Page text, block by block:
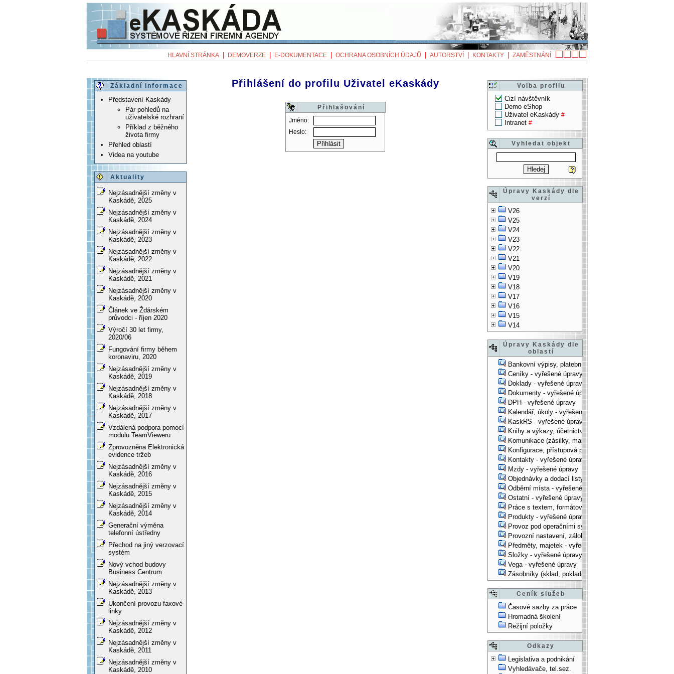
HLAVNÍ STRÁNKA DEMOVERZE E-DOKUMENTACE OCHRANA OSOBNÍCH ÚDAJŮ AUTORSTVÍ KONTAKTY ZAMĚSTNÁNÍ
Základní informace
Představení Kaskády
Pár pohledů na
uživatelské rozhraní
Příklad z běžného
života firmy
Přehled oblastí
Videa na youtube
Aktuality
Nejzásadnější změny v
Kaskádě, 2025
Nejzásadnější změny v
Kaskádě, 2024
Nejzásadnější změny v
Kaskádě, 2023
Nejzásadnější změny v
Kaskádě, 2022
Nejzásadnější změny v
Kaskádě, 2021
Nejzásadnější změny v
Kaskádě, 2020
Článek ve Ždárském
průvodci - říjen 2020
Výročí 30 let firmy,
2020/06
Fungování firmy během
koronaviru, 2020
Nejzásadnější změny v
Kaskádě, 2019
Nejzásadnější změny v
Kaskádě, 2018
Nejzásadnější změny v
Kaskádě, 2017
Vzdálená podpora pomocí
modulu TeamVieweru
Zprovozněna Elektronická
evidence tržeb
Nejzásadnější změny v
Kaskádě, 2016
Nejzásadnější změny v
Kaskádě, 2015
Nejzásadnější změny v
Kaskádě, 2014
Generační výměna
telefonní ústředny
Přechod na jiný verzovací
systém
Nový vchod budovy
Business Centrum
Nejzásadnější změny v
Kaskádě, 2013
Ukončení provozu faxové
linky
Nejzásadnější změny v
Kaskádě, 2012
Nejzásadnější změny v
Kaskádě, 2011
Nejzásadnější změny v
Kaskádě, 2010
Volba profilu
Cizí návštěvník
Demo eShop
Uživatel eKaskády #
Intranet #
Vyhledat objekt
Úpravy Kaskády dle
verzí
V26
V25
V24
V23
V22
V21
V20
V19
V18
V17
V16
V15
V14
Úpravy Kaskády dle
oblastí
Bankovní výpisy, platební příkazy - vyřešené úpravy
Ceníky - vyřešené úpravy
Doklady - vyřešené úpravy
Dokumenty - vyřešené úpravy
DPH - vyřešené úpravy
Kalendář, úkoly - vyřešené úpravy
KaskRS - vyřešené úpravy
Knihy a výkazy, účetnictví - vyřešené úpravy
Komunikace (zásilky, mail-systém, ...) - vyřešené úpravy
Konfigurace, přístupová práva, ... - vyřešené úpravy
Kontakty - vyřešené úpravy
Mzdy - vyřešené úpravy
Objednávky a dodací listy - vyřešené úpravy
Odběrní místa - vyřešené úpravy
Ostatní - vyřešené úpravy
Práce s textem, formátování, ... - vyřešené úpravy
Produkty - vyřešené úpravy
Provoz pod operačními systémy, technologické věci -
Provozní nastavení, zálohování, instalace, ... -
Předměty, majetek - vyřešené úpravy
Složky - vyřešené úpravy
Vega - vyřešené úpravy
Zásobníky (sklad, pokladna, bank. účet) - vyřešené
Ceník služeb
Časové sazby za práce
Hromadná školení
Režijní položky
Odkazy
Legislativa a podnikání
Vyhledávače, tel.sez.
Přihlášení do profilu Uživatel eKaskády
Přihlašování
Jméno:
Heslo: